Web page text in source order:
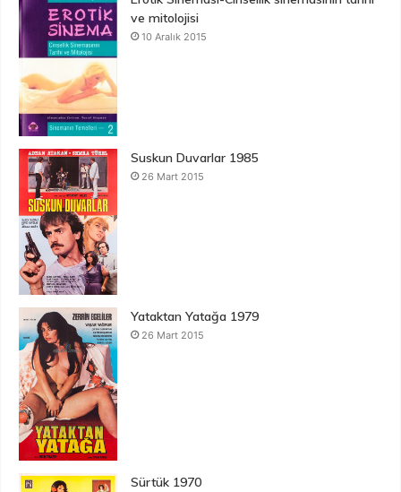
ve mitolojisi
10 Aralık 2015
Suskun Duvarlar 1985
26 Mart 2015
Yataktan Yatağa 1979
26 Mart 2015
Sürtük 1970